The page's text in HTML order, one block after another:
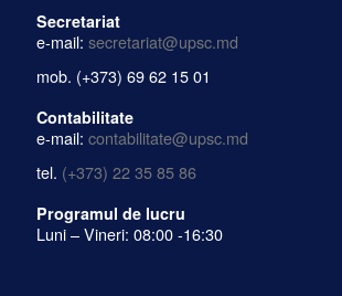
e-mail:cazare@upsc.md
mob.(+373) 67 91 11 62
Secretariat
e-mail:secretariat@upsc.md
mob.(+373) 69 62 15 01
Contabilitate
e-mail:contabilitate@upsc.md
tel.(+373) 22 35 85 86